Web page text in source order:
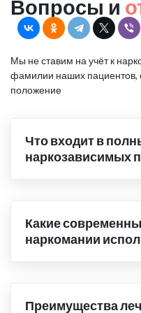
Вопросы и
Мы не ставим на учёт к
фамилии наших пациентов,
положение
Что входит в
наркозависимых
Какие
наркомании
Преимущества